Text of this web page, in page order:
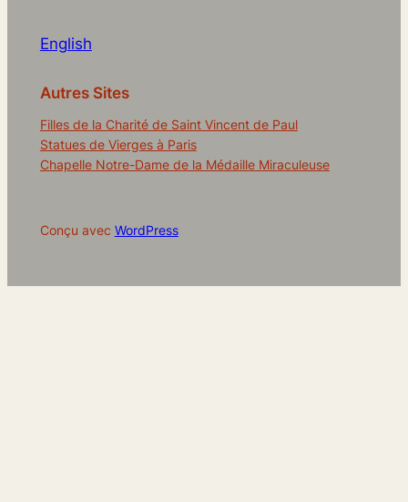
English
Autres Sites
Filles de la Charité de Saint Vincent de Paul
Statues de Vierges à Paris
Chapelle Notre-Dame de la Médaille Miraculeuse
Conçu avec WordPress